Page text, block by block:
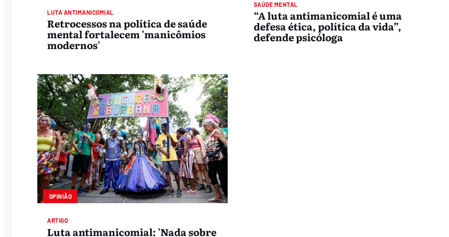
LUTA ANTIMANICOMIAL
Retrocessos na política de saúde
mental fortalecem 'manicômios
modernos'
SAÚDE MENTAL
“A luta antimanicomial é uma
defesa ética, política da vida”,
defende psicóloga
OPINIÃO
ARTIGO
Luta antimanicomial: 'Nada sobre